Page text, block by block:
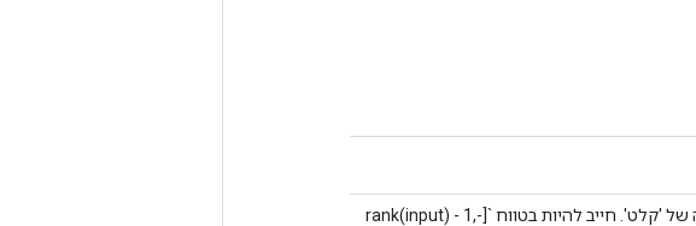
0-D (סקלר). מציין את אינדקס הממדים שבו יש להרחיב את הצורה של 'קלט'. חייב להיות בטווח `[-rank(input) - 1,